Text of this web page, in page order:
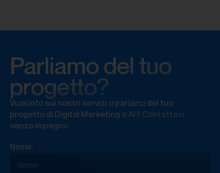
Parliamo del tuo
progetto?
Vuoi info sui nostri servizi o parlarci del tuo
progetto di Digital Marketing o AI? Contattaci
senza impegno.
Nome